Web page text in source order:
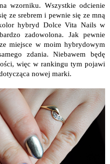
wzorniku. Wszystkie odcienie
ze srebrem i pewnie się ze mną
hybryd Dolce Vita Nails w
zadowolona. Jak pewnie
miejsce w moim hybrydowym
zdania. Niebawem będę
więc w rankingu tym pojawi
nowej marki.